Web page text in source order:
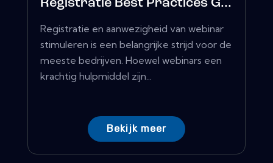
Registratie Best Practices G...
Registratie en aanwezigheid van webinar
stimuleren is een belangrijke strijd voor de
meeste bedrijven. Hoewel webinars een
krachtig hulpmiddel zijn...
Bekijk meer